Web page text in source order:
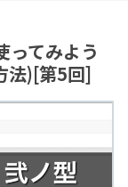
てみよう
)[第5回]